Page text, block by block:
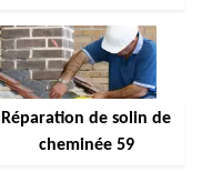
Réparation de solin de
cheminée 59